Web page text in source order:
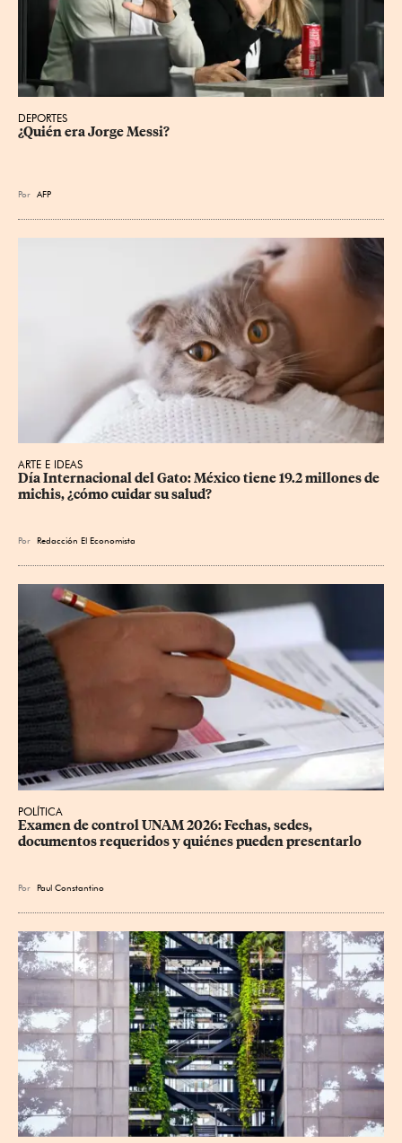
DEPORTES
¿Quién era Jorge Messi?
Por AFP
ARTE E IDEAS
Día Internacional del Gato: México tiene 19.2 millones de
michis, ¿cómo cuidar su salud?
Por Redacción El Economista
POLÍTICA
Examen de control UNAM 2026: Fechas, sedes,
documentos requeridos y quiénes pueden presentarlo
Por Paul Constantino